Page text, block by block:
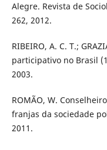
Alegre. Revista de
262, 2012.
RIBEIRO, A. C. T.;
participativo no Brasil
2003.
ROMÃO, W.
franjas da sociedade
2011.